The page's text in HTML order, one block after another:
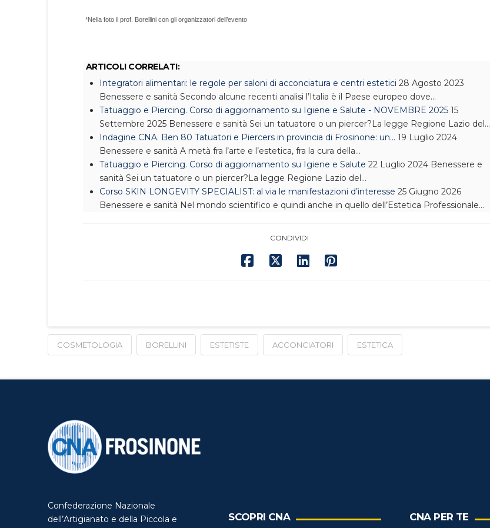
*Nella foto il prof. Borellini con gli organizzatori dell’evento
ARTICOLI CORRELATI:
Integratori alimentari: le regole per saloni di acconciatura e centri estetici 28 Agosto 2023
Benessere e sanità Secondo alcune recenti analisi l’Italia è il Paese europeo dove…
Tatuaggio e Piercing. Corso di aggiornamento su Igiene e Salute - NOVEMBRE 202515
Settembre 2025 Benessere e sanità Sei un tatuatore o un piercer?La legge Regione Lazio del…
Indagine CNA. Ben 80 Tatuatori e Piercers in provincia di Frosinone: un… 19 Luglio 2024
Benessere e sanità A metà fra l’arte e l’estetica, fra la cura della…
Tatuaggio e Piercing. Corso di aggiornamento su Igiene e Salute 22 Luglio 2024 Benessere e
sanità Sei un tatuatore o un piercer?La legge Regione Lazio del…
Corso SKIN LONGEVITY SPECIALIST: al via le manifestazioni d’interesse 25 Giugno 2026
Benessere e sanità Nel mondo scientifico e quindi anche in quello dell’Estetica Professionale…
CONDIVIDI
COSMETOLOGIA BORELLINI ESTETISTE ACCONCIATORI ESTETICA
Confederazione Nazionale
dell’Artigianato e della Piccola e
SCOPRI CNA CNA PER TE